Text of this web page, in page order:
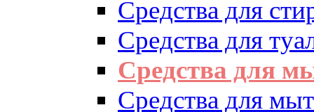
Средства для
Средства для
Средства для
Средства для